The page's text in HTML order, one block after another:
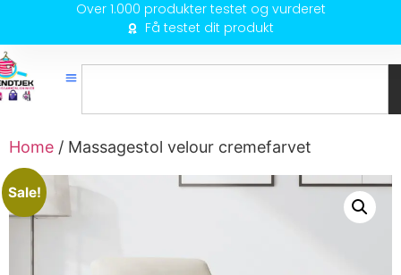
Over 1.000 produkter testet og vurderet
Få testet dit produkt
Home / Massagestol velour cremefarvet
Sale!